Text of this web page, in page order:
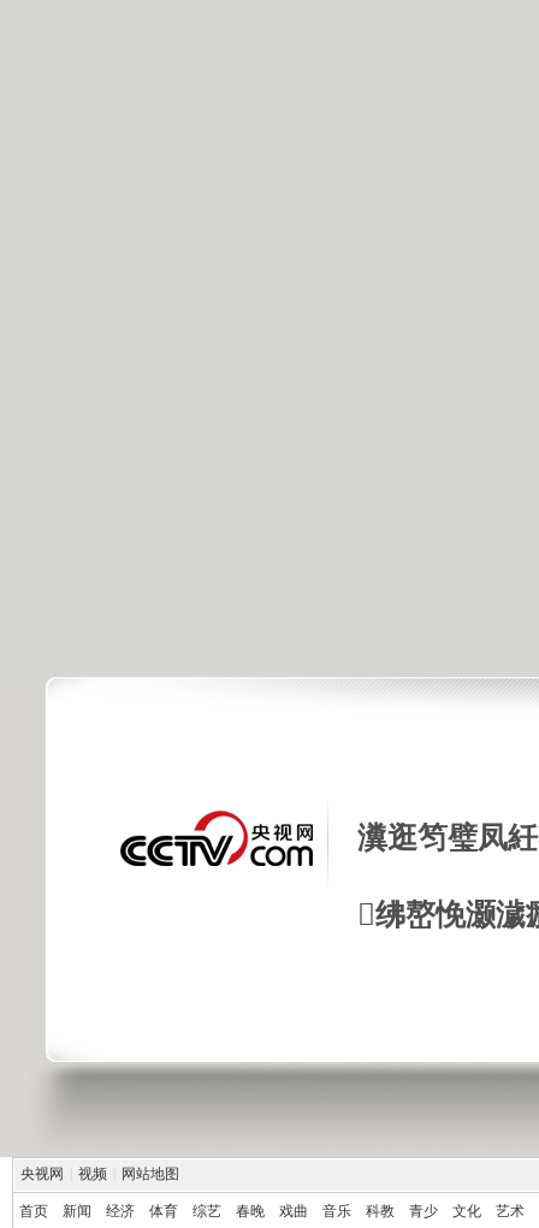
瀵逛笉璧凤
绋嶅悗灏
央视网 视频 网站地图
首页 新闻 经济 体育 综艺 春晚 戏曲 音乐 科教 青少 文化
艺术